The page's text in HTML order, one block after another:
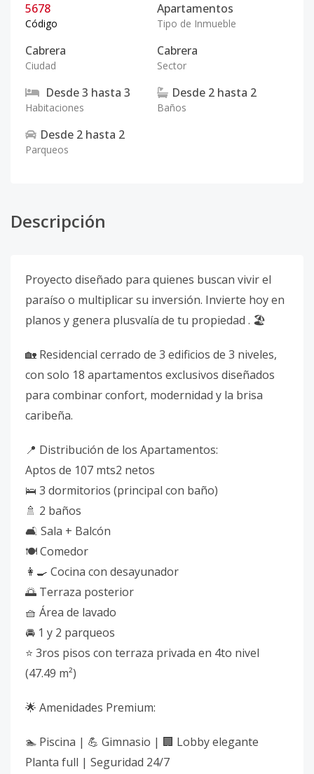
5678
Código
Apartamentos
Tipo de Inmueble
Cabrera
Ciudad
Cabrera
Sector
Desde3 hasta 3
Habitaciones
Desde 2 hasta 2
Baños
Desde 2 hasta 2
Parqueos
Descripción
Proyecto diseñado para quienes buscan vivir el
paraíso o multiplicar su inversión. Invierte hoy en
planos y genera plusvalía de tu propiedad . 🏖️
🏡 Residencial cerrado de 3 edificios de 3 niveles,
con solo 18 apartamentos exclusivos diseñados
para combinar confort, modernidad y la brisa
caribeña.
📍 Distribución de los Apartamentos:
Aptos de 107 mts2 netos
🛌 3 dormitorios (principal con baño)
🚿 2 baños
🛋️ Sala + Balcón
🍽️ Comedor
👩‍🍳 Cocina con desayunador
🌅 Terraza posterior
🧺 Área de lavado
🚘 1 y 2 parqueos
⭐ 3ros pisos con terraza privada en 4to nivel
(47.49 m²)
🌟 Amenidades Premium:
🏊 Piscina | 💪 Gimnasio | 🏢 Lobby elegante
Planta full | Seguridad 24/7